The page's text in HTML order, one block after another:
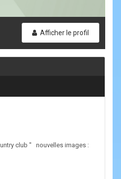
Afficher le profil
club " nouvelles images :